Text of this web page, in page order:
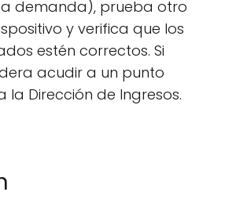
demanda), prueba otro
y verifica que los
estén correctos. Si
acudir a un punto
la Dirección de Ingresos.